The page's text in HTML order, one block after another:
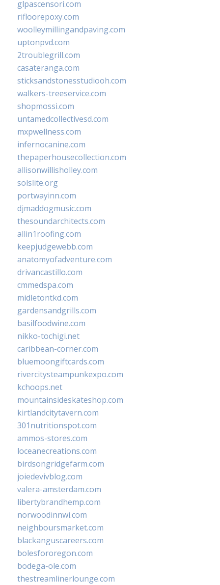
glpascensori.com
rifloorepoxy.com
woolleymillingandpaving.com
uptonpvd.com
2troublegrill.com
casateranga.com
sticksandstonesstudiooh.com
walkers-treeservice.com
shopmossi.com
untamedcollectivesd.com
mxpwellness.com
infernocanine.com
thepaperhousecollection.com
allisonwillisholley.com
solslite.org
portwayinn.com
djmaddogmusic.com
thesoundarchitects.com
allin1roofing.com
keepjudgewebb.com
anatomyofadventure.com
drivancastillo.com
cmmedspa.com
midletontkd.com
gardensandgrills.com
basilfoodwine.com
nikko-tochigi.net
caribbean-corner.com
bluemoongiftcards.com
rivercitysteampunkexpo.com
kchoops.net
mountainsideskateshop.com
kirtlandcitytavern.com
301nutritionspot.com
ammos-stores.com
loceanecreations.com
birdsongridgefarm.com
joiedevivblog.com
valera-amsterdam.com
libertybrandhemp.com
norwoodinnwi.com
neighboursmarket.com
blackanguscareers.com
bolesfororegon.com
bodega-ole.com
thestreamlinerlounge.com